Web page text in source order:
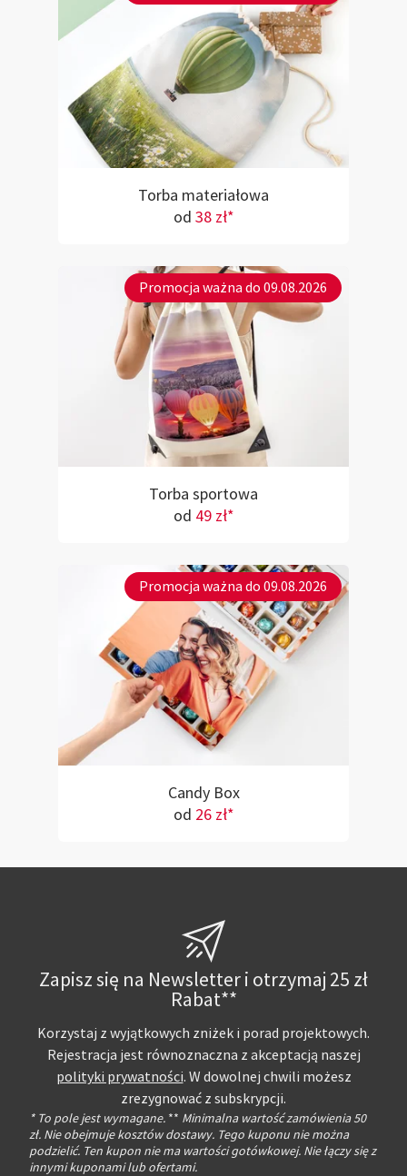
Torba materiałowa
od 38 zł*
Promocja ważna do 09.08.2026
Torba sportowa
od 49 zł*
Promocja ważna do 09.08.2026
Candy Box
od 26 zł*
Zapisz się na Newsletter i otrzymaj 25 zł
Rabat**
Korzystaj z wyjątkowych zniżek i porad projektowych.
Rejestracja jest równoznaczna z akceptacją naszej
polityki prywatności. W dowolnej chwili możesz
zrezygnować z subskrypcji.
* To pole jest wymagane. ** Minimalna wartość zamówienia 50
zł. Nie obejmuje kosztów dostawy. Tego kuponu nie można
podzielić. Ten kupon nie ma wartości gotówkowej. Nie łączy się z
innymi kuponami lub ofertami.